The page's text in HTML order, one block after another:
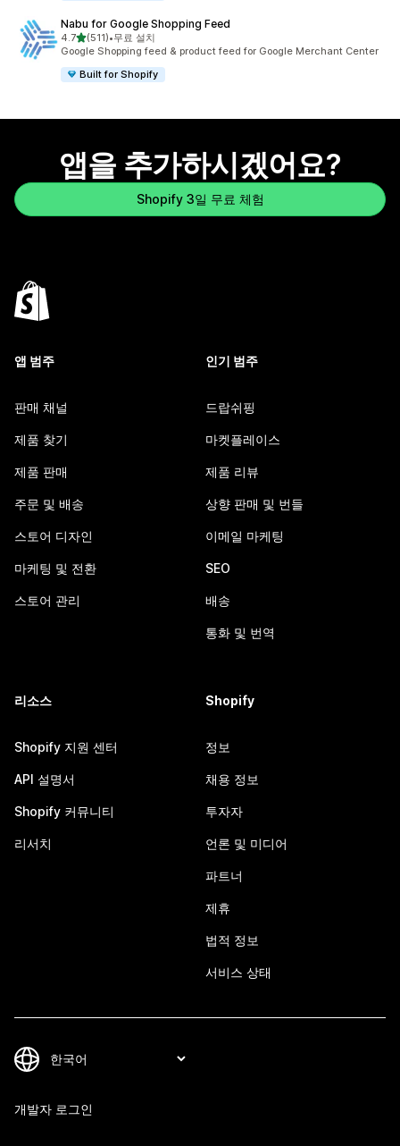
Nabu for Google Shopping Feed
4.7별 5개 중
(511)
총 리뷰 511개
•무료 설치
Google Shopping feed & product feed for Google Merchant Center
Built for Shopify
앱을 추가하시겠어요?
Shopify 3일 무료 체험
앱 범주
판매 채널
제품 찾기
제품 판매
주문 및 배송
스토어 디자인
마케팅 및 전환
스토어 관리
인기 범주
드랍쉬핑
마켓플레이스
제품 리뷰
상향 판매 및 번들
이메일 마케팅
SEO
배송
통화 및 번역
리소스
Shopify 지원 센터
API 설명서
Shopify 커뮤니티
리서치
Shopify
정보
채용 정보
투자자
언론 및 미디어
파트너
제휴
법적 정보
서비스 상태
개발자 로그인